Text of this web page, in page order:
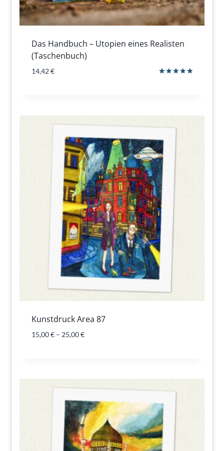
Das Handbuch – Utopien eines Realisten
(Taschenbuch)
14,42€
Kunstdruck Area 87
15,00€ – 25,00€